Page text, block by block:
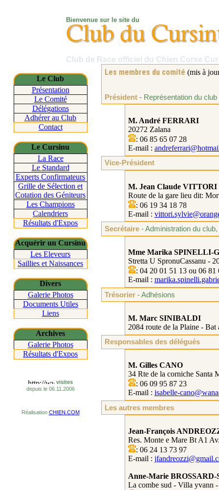
Bienvenue sur le site du
Club de Race officiel du Chien Corse
Le Club
Présentation
Le Comité
Délégations
Adhérer au Club
Contact
Le Cursinu
La Race
Le Standard
Experts Confirmateurs
Grille de Sélection et
Cotation des Géniteurs
Les Champions
Calendriers
Résultats d'Expos
Acquérir un Cursinu
Les Eleveurs
Saillies et Naissances
Divers
Galerie Photos
Documents Utiles
Liens
Archives
Galerie Photos
Résultats d'Expos
visites
depuis le 06.11.2006
Réalisation CHIEN.COM
Les membres du comité (mis à
Président- Représentation du club
M. André FERRARI
20272 Zalana
: 06 85 65 07 28
E-mail :
Vice-Président
M. Jean Claude VITTORI
Route de la gare lieu dit:
: 06 19 34 18 78
E-mail :
Secrétaire- Administration du
Mme Marika SPINELLI-
Stretta U SpronuCassanu -
: 04 20 01 51 13 ou 06 81
E-mail :
Trésorier- Adhésions
M. Marc SINIBALDI
2084 route de la Plaine -
Responsables des délégués
M. Gilles CANO
34 Rte de la corniche Santa
: 06 09 95 87 23
E-mail : isabelle-
Les autres membres
Jean-François
Res. Monte e Mare BtA1
: 06 24 13 73 97
E-mail :
Anne-Marie
La combe sud - Villa yvann